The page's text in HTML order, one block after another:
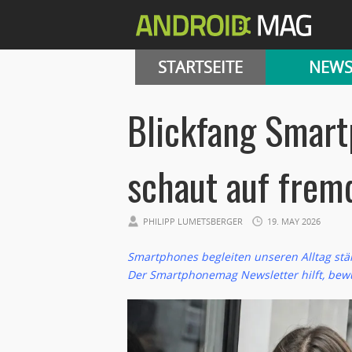
STARTSEITE NEWS
Blickfang
schaut auf
PHILIPP LUMETSBERGER 19. MAY 2026
Smartphones begleiten unseren Alltag
Der Smartphonemag Newsletter hilft,